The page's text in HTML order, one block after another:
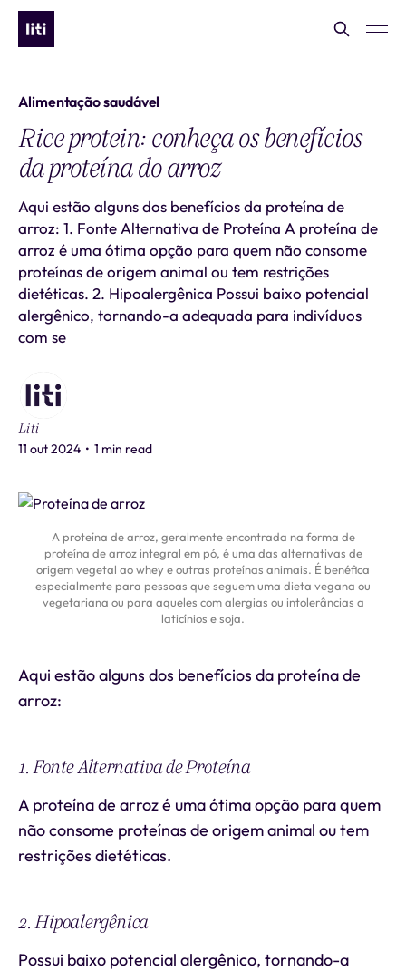
Alimentação saudável
Rice protein: conheça os benefícios
da proteína do arroz
Aqui estão alguns dos benefícios da proteína de
arroz: 1. Fonte Alternativa de Proteína A proteína de
arroz é uma ótima opção para quem não consome
proteínas de origem animal ou tem restrições
dietéticas. 2. Hipoalergênica Possui baixo potencial
alergênico, tornando-a adequada para indivíduos
com se
Liti
11 out 2024 • 1 min read
A proteína de arroz, geralmente encontrada na forma de
proteína de arroz integral em pó, é uma das alternativas de
origem vegetal ao whey e outras proteínas animais. É benéfica
especialmente para pessoas que seguem uma dieta vegana ou
vegetariana ou para aqueles com alergias ou intolerâncias a
laticínios e soja.
Aqui estão alguns dos benefícios da proteína de
arroz:
1. Fonte Alternativa de Proteína
A proteína de arroz é uma ótima opção para quem
não consome proteínas de origem animal ou tem
restrições dietéticas.
2. Hipoalergênica
Possui baixo potencial alergênico, tornando-a